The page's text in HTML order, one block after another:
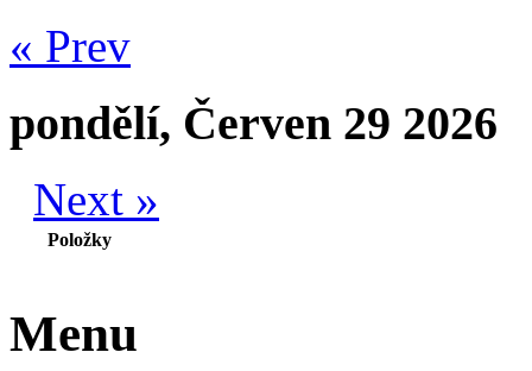
« Prev
pondělí, Červen 29 2026
Next »
Položky
Menu